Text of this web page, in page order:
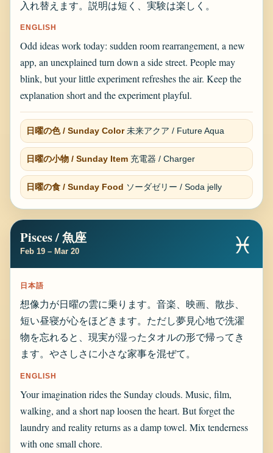
入れ替えます。説明は短く、実験は楽しく。
ENGLISH
Odd ideas work today: sudden room rearrangement, a new
app, an unexplained turn down a side street. People may
blink, but your little experiment refreshes the air. Keep the
explanation short and the experiment playful.
日曜の色 / Sunday Color未来アクア / Future Aqua
日曜の小物 / Sunday Item充電器 / Charger
日曜の食 / Sunday Food ソーダゼリー / Soda jelly
Pisces / 魚座
Feb 19 – Mar 20 ♓
日本語
想像力が日曜の雲に乗ります。音楽、映画、散歩、
短い昼寝が心をほどきます。ただし夢見心地で洗濯
物を忘れると、現実が湿ったタオルの形で帰ってき
ます。やさしさに小さな家事を混ぜて。
ENGLISH
Your imagination rides the Sunday clouds. Music, film,
walking, and a short nap loosen the heart. But forget the
laundry and reality returns as a damp towel. Mix tenderness
with one small chore.